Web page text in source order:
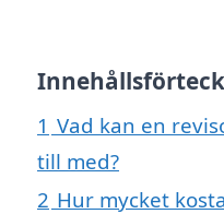
1 Vad kan en
till med?
2 Hur mycket